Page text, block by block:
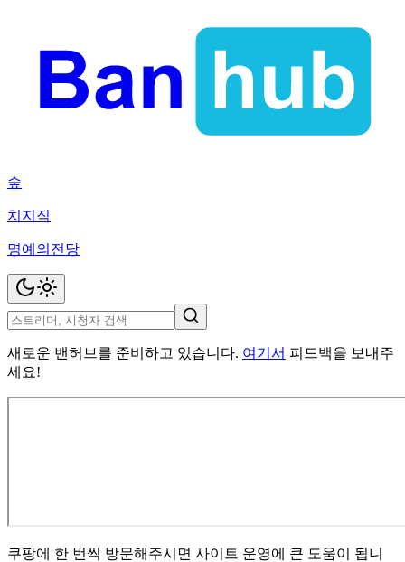
숲
치지직
명예의전당
새로운 밴허브를 준비하고 있습니다. 여기서 피드백을 보내주
세요!
쿠팡에 한 번씩 방문해주시면 사이트 운영에 큰 도움이 됩니